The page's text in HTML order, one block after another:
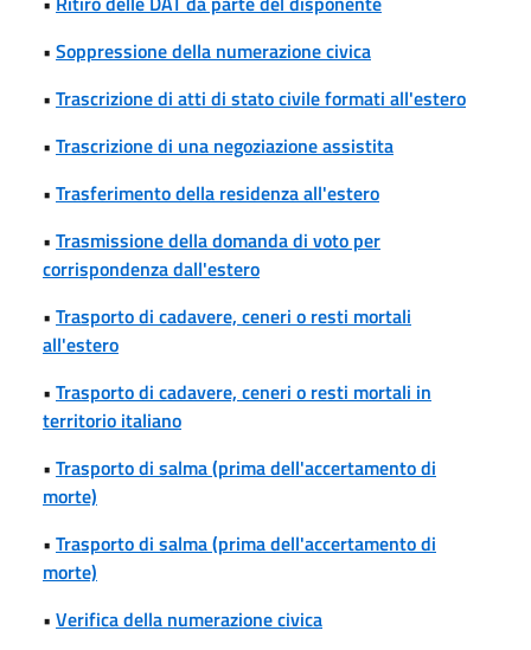
• Soppressione della numerazione civica
• Trascrizione di atti di stato civile formati all'estero
• Trascrizione di una negoziazione assistita
• Trasferimento della residenza all'estero
• Trasmissione della domanda di voto per
corrispondenza dall'estero
• Trasporto di cadavere, ceneri o resti mortali
all'estero
• Trasporto di cadavere, ceneri o resti mortali in
territorio italiano
• Trasporto di salma (prima dell'accertamento di
morte)
• Trasporto di salma (prima dell'accertamento di
morte)
• Verifica della numerazione civica